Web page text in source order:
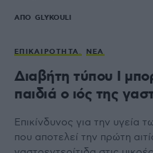
ΑΠΌ GLYKOULI
ΕΠΙΚΑΙΡΌΤΗΤΑ ΝΈΑ
Διαβήτη τύπου Ι
παιδιά ο ιός της
Επικίνδυνος για την υγεία
που αποτελεί την πρώτη